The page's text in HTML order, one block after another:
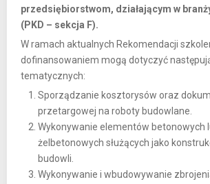
przedsiębiorstwom, działającym w
(PKD – sekcja F).
W ramach aktualnych Rekomendacji
dofinansowaniem mogą dotyczyć
tematycznych:
Sporządzanie kosztorysów oraz
przetargowej na roboty budowlane.
Wykonywanie elementów betonowych
żelbetonowych służących jako
budowli.
Wykonywanie i wbudowywanie